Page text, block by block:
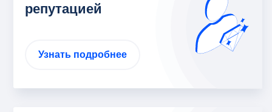
репутацией
Узнать подробнее